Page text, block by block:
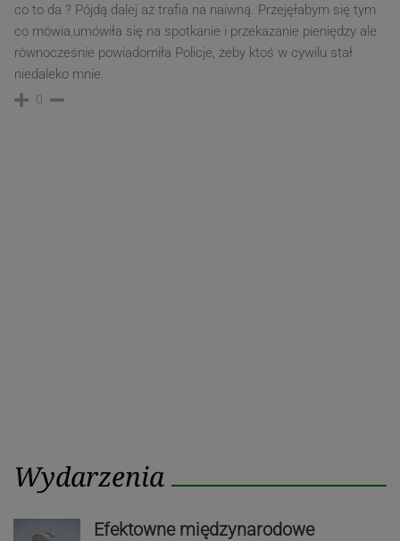
co to da ? Pójdą dalej aż trafia na naiwną. Przejęłabym się tym
co mówia,umówiła się na spotkanie i przekazanie pieniędzy ale
równocześnie powiadomiła Policje, żeby ktoś w cywilu stał
niedaleko mnie.
0
Wydarzenia
Efektowne międzynarodowe